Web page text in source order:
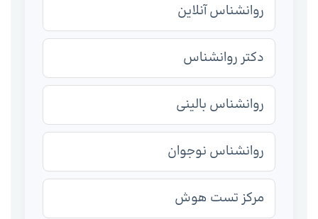
روانشناس آنلاین
دکتر روانشناس
روانشناس بالینی
روانشناس نوجوان
مرکز تست هوش